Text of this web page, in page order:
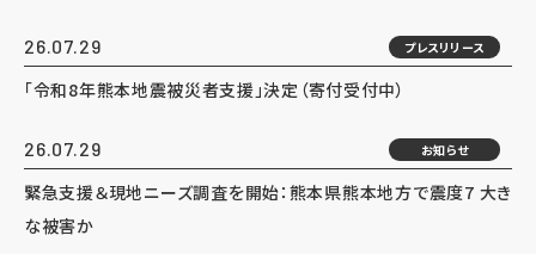
26.07.29 プレスリリース
「令和8年熊本地震被災者支援」決定（寄付受付中）
26.07.29 お知らせ
緊急支援＆現地ニーズ調査を開始：熊本県熊本地方で震度7 大き
な被害か